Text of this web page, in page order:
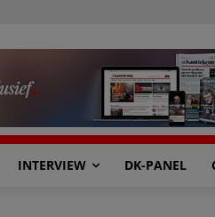
INTERVIEW DK-PANEL